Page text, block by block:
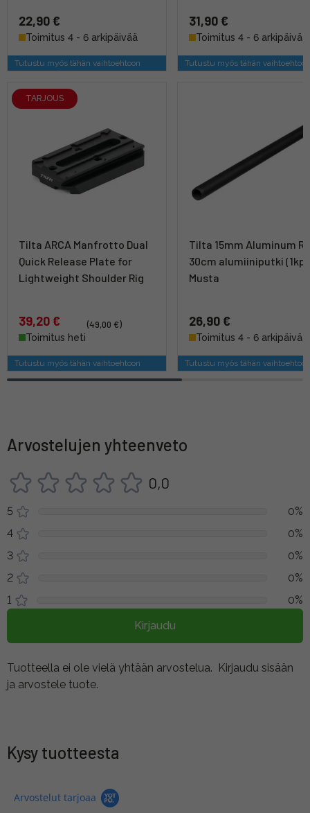
22,90 €
Toimitus 4 - 6 arkipäivää
Tutustu myös tähän vaihtoehtoon
31,90 €
Toimitus 4 - 6 arkipäivää
Tutustu myös tähän
TARJOUS
Tilta ARCA Manfrotto Dual
Quick Release Plate for
Lightweight Shoulder Rig
39,20 €
(49,00 €)
Toimitus heti
Tutustu myös tähän vaihtoehtoon
Tilta 15mm Aluminum
30cm alumiiniputki
Musta
26,90 €
Toimitus 4 - 6 arkipäivää
Tutustu myös tähän
Arvostelujen yhteenveto
0,0
5
0%
4
0%
3
0%
2
0%
1
0%
Kirjaudu
Tuotteella ei ole vielä yhtään arvostelua. Kirjaudu sisään
ja arvostele tuote.
Kysy tuotteesta
Arvostelut tarjoaa